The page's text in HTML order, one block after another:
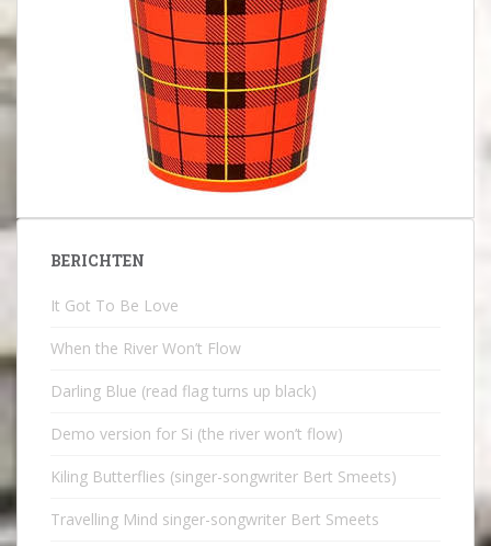
BERICHTEN
It Got To Be Love
When the River Won’t Flow
Darling Blue (read flag turns up black)
Demo version for Si (the river won’t flow)
Kiling Butterflies (singer-songwriter Bert Smeets)
Travelling Mind singer-songwriter Bert Smeets